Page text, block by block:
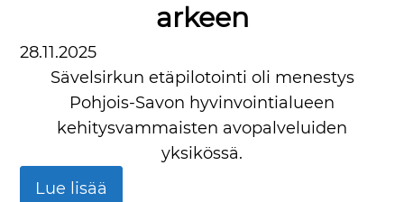
arkeen
28.11.2025
Sävelsirkun etäpilotointi oli menestys
Pohjois-Savon hyvinvointialueen
kehitysvammaisten avopalveluiden
yksikössä.
Lue lisää